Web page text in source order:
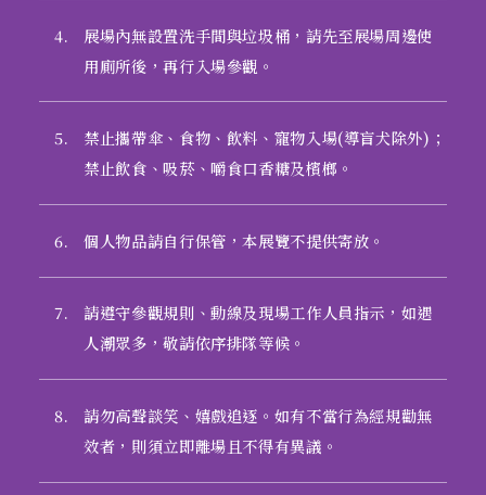
4.
展場內無設置洗手間與垃圾桶，請先至展場周邊使
用廁所後，再行入場參觀。
5.
禁止攜帶傘、食物、飲料、寵物入場(導盲犬除外)；
禁止飲食、吸菸、嚼食口香糖及檳榔。
6. 個人物品請自行保管，本展覽不提供寄放。
7.
請遵守參觀規則、動線及現場工作人員指示，如遇
人潮眾多，敬請依序排隊等候。
8.
請勿高聲談笑、嬉戲追逐。如有不當行為經規勸無
效者，則須立即離場且不得有異議。